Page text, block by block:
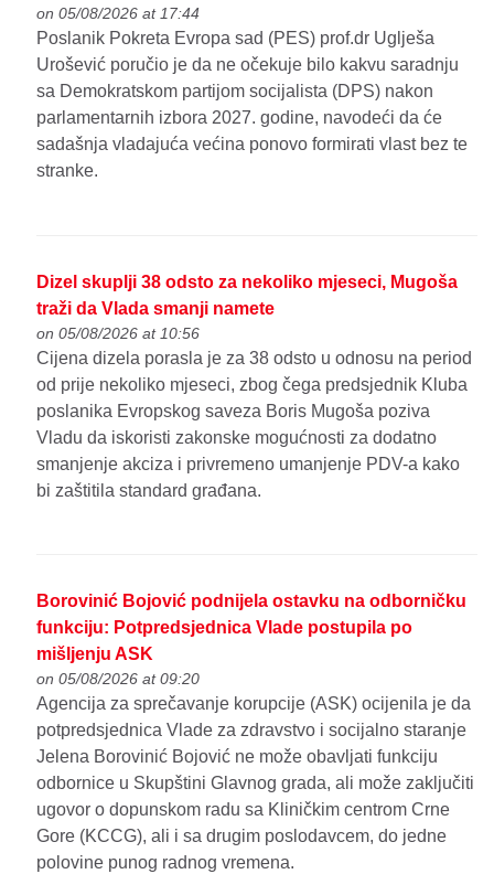
on 05/08/2026 at 17:44
Poslanik Pokreta Evropa sad (PES) prof.dr Uglješa
Urošević poručio je da ne očekuje bilo kakvu saradnju
sa Demokratskom partijom socijalista (DPS) nakon
parlamentarnih izbora 2027. godine, navodeći da će
sadašnja vladajuća većina ponovo formirati vlast bez te
stranke.
Dizel skuplji 38 odsto za nekoliko mjeseci, Mugoša
traži da Vlada smanji namete
on 05/08/2026 at 10:56
Cijena dizela porasla je za 38 odsto u odnosu na period
od prije nekoliko mjeseci, zbog čega predsjednik Kluba
poslanika Evropskog saveza Boris Mugoša poziva
Vladu da iskoristi zakonske mogućnosti za dodatno
smanjenje akciza i privremeno umanjenje PDV-a kako
bi zaštitila standard građana.
Borovinić Bojović podnijela ostavku na odborničku
funkciju: Potpredsjednica Vlade postupila po
mišljenju ASK
on 05/08/2026 at 09:20
Agencija za sprečavanje korupcije (ASK) ocijenila je da
potpredsjednica Vlade za zdravstvo i socijalno staranje
Jelena Borovinić Bojović ne može obavljati funkciju
odbornice u Skupštini Glavnog grada, ali može zaključiti
ugovor o dopunskom radu sa Kliničkim centrom Crne
Gore (KCCG), ali i sa drugim poslodavcem, do jedne
polovine punog radnog vremena.